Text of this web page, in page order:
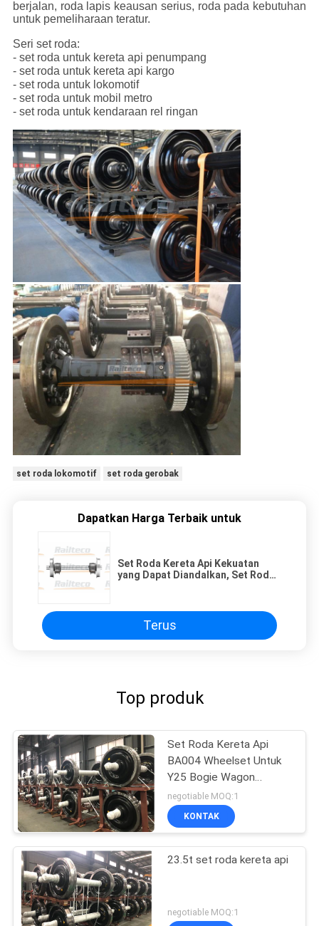
berjalan, roda lapis keausan serius, roda pada kebutuhan
untuk pemeliharaan teratur.
Seri set roda:
- set roda untuk kereta api penumpang
- set roda untuk kereta api kargo
- set roda untuk lokomotif
- set roda untuk mobil metro
- set roda untuk kendaraan rel ringan
set roda lokomotif set roda gerobak
Dapatkan Harga Terbaik untuk
Set Roda Kereta Api Kekuatan
yang Dapat Diandalkan, Set Roda
Terus
Top produk
Set Roda Kereta Api
BA004 Wheelset Untuk
Y25 Bogie Wagon
Wheelset TSI Sertifikasi
negotiable MOQ:1
KONTAK
23.5t set roda kereta api
negotiable MOQ:1